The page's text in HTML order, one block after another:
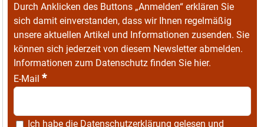
Durch Anklicken des Buttons „Anmelden“ erklären Sie
sich damit einverstanden, dass wir Ihnen regelmäßig
unsere aktuellen Artikel und Informationen zusenden. Sie
können sich jederzeit von diesem Newsletter abmelden.
Informationen zum Datenschutz finden Sie hier.
E-Mail *
Ich habe die Datenschutzerklärung gelesen und